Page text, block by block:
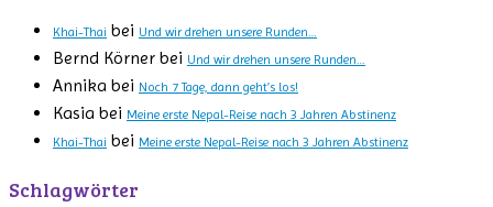
Khai-Thai bei Und wir drehen unsere Runden…
Bernd Körner bei Und wir drehen unsere Runden…
Annika bei Noch 7 Tage, dann geht’s los!
Kasia bei Meine erste Nepal-Reise nach 3 Jahren Abstinenz
Khai-Thai bei Meine erste Nepal-Reise nach 3 Jahren Abstinenz
Schlagwörter